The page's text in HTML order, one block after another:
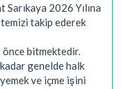
Sarıkaya 2026 Yılına
takip ederek
önce bitmektedir.
genelde halk
ve içme işini